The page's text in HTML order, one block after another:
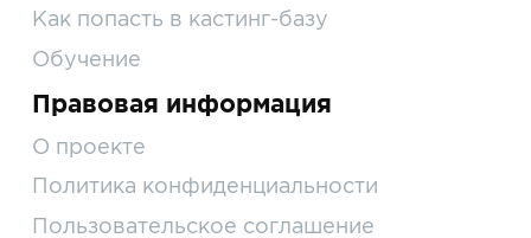
Как попасть в кастинг-базу
Обучение
Правовая информация
О проекте
Политика конфиденциальности
Пользовательское соглашение